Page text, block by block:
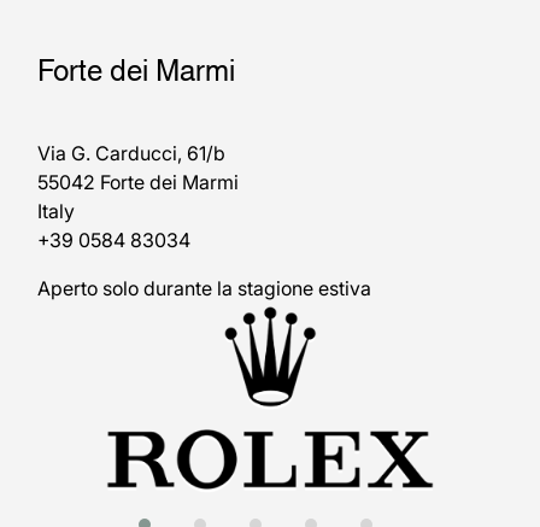
Forte dei Marmi
Via G. Carducci, 61/b
55042 Forte dei Marmi
Italy
+39 0584 83034
Aperto solo durante la stagione estiva